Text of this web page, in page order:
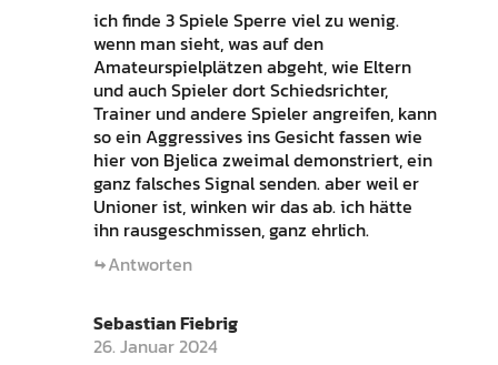
ich finde 3 Spiele Sperre viel zu wenig.
wenn man sieht, was auf den
Amateurspielplätzen abgeht, wie Eltern
und auch Spieler dort Schiedsrichter,
Trainer und andere Spieler angreifen, kann
so ein Aggressives ins Gesicht fassen wie
hier von Bjelica zweimal demonstriert, ein
ganz falsches Signal senden. aber weil er
Unioner ist, winken wir das ab. ich hätte
ihn rausgeschmissen, ganz ehrlich.
Antworten
Sebastian Fiebrig
26. Januar 2024